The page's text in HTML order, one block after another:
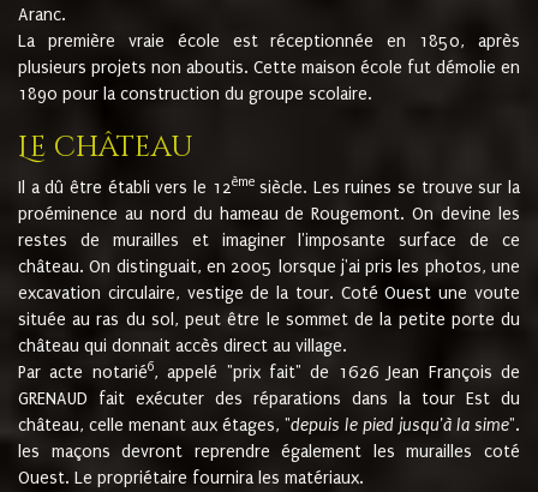
Aranc.
La première vraie école est réceptionnée en 1850, après
plusieurs projets non aboutis. Cette maison école fut démolie en
1890 pour la construction du groupe scolaire.
Le château
Il a dû être établi vers le 12èmesiècle. Les ruines se trouve sur la
proéminence au nord du hameau de Rougemont. On devine les
restes de murailles et imaginer l'imposante surface de ce
château. On distinguait, en 2005 lorsque j'ai pris les photos, une
excavation circulaire, vestige de la tour. Coté Ouest une voute
située au ras du sol, peut être le sommet de la petite porte du
château qui donnait accès direct au village.
Par acte notarié6, appelé "prix fait" de 1626 Jean François de
GRENAUD fait exécuter des réparations dans la tour Est du
château, celle menant aux étages, "depuis le pied jusqu'à la sime".
les maçons devront reprendre également les murailles coté
Ouest. Le propriétaire fournira les matériaux.